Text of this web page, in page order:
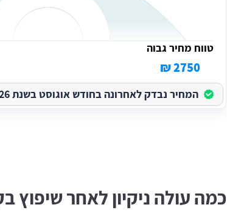
טווח מחיר גבוה
2750 ₪
המחיר נבדק לאחרונה בחודש אוגוסט בשנת 2026.
כמה עולה ניקיון לאחר שיפוץ